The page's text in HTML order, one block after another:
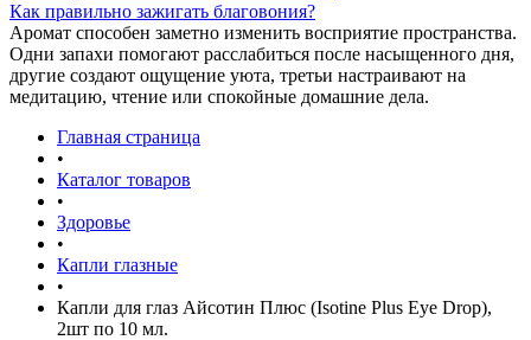
Как правильно зажигать благовония?
Аромат способен заметно изменить восприятие пространства.
Одни запахи помогают расслабиться после насыщенного дня,
другие создают ощущение уюта, третьи настраивают на
медитацию, чтение или спокойные домашние дела.
Главная страница
•
Каталог товаров
•
Здоровье
•
Капли глазные
•
Капли для глаз Айсотин Плюс (Isotine Plus Eye Drop),
2шт по 10 мл.